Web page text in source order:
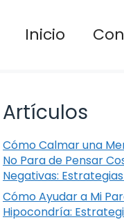
Inicio
Artículos
Cómo Calmar una
No Para de Pensar
Negativas:
Cómo Ayudar a Mi
Hipocondría: